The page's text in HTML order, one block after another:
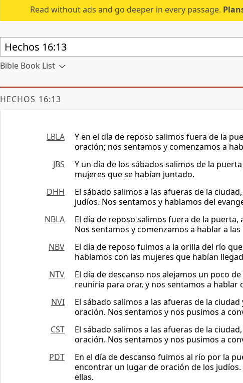
Read without ads and go deeper in every passage.
Bible Book List
HECHOS 16:13
LBLA
Y en el día de reposo salimos fuera de la
oración; nos sentamos y comenzamos a
JBS
Y un día de los sábados salimos de la
mujeres que se habían juntado.
DHH
El sábado salimos a las afueras de la
judíos. Nos sentamos y hablamos del
NBLA
El día de reposo salimos fuera de la
Nos sentamos y comenzamos a hablar a
NBV
El día de reposo fuimos a la orilla del río
hablamos con las mujeres que habían
NTV
El día de descanso nos alejamos un poco
reuniría para orar, y nos sentamos a
NVI
El sábado salimos a las afueras de la
oración. Nos sentamos y nos pusimos a
CST
El sábado salimos a las afueras de la
oración. Nos sentamos y nos pusimos a
PDT
En el día de descanso fuimos al río por la
encontrar un lugar de oración de los
ellas.